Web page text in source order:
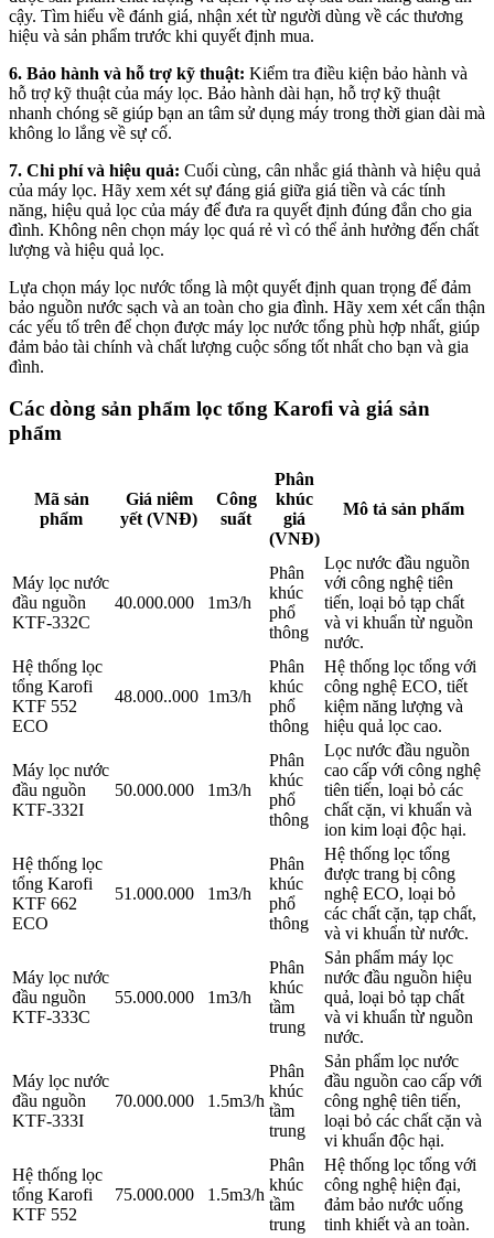
cậy. Tìm hiểu về đánh giá, nhận xét từ người dùng về các thương
hiệu và sản phẩm trước khi quyết định mua.
6. Bảo hành và hỗ trợ kỹ thuật: Kiểm tra điều kiện bảo hành và
hỗ trợ kỹ thuật của máy lọc. Bảo hành dài hạn, hỗ trợ kỹ thuật
nhanh chóng sẽ giúp bạn an tâm sử dụng máy trong thời gian dài mà
không lo lắng về sự cố.
7. Chi phí và hiệu quả: Cuối cùng, cân nhắc giá thành và hiệu quả
của máy lọc. Hãy xem xét sự đáng giá giữa giá tiền và các tính
năng, hiệu quả lọc của máy để đưa ra quyết định đúng đắn cho gia
đình. Không nên chọn máy lọc quá rẻ vì có thể ảnh hưởng đến chất
lượng và hiệu quả lọc.
Lựa chọn máy lọc nước tổng là một quyết định quan trọng để đảm
bảo nguồn nước sạch và an toàn cho gia đình. Hãy xem xét cẩn thận
các yếu tố trên để chọn được máy lọc nước tổng phù hợp nhất, giúp
đảm bảo tài chính và chất lượng cuộc sống tốt nhất cho bạn và gia
đình.
Các dòng sản phẩm lọc tổng Karofi và giá sản
phẩm
Mã sản
phẩm
Giá niêm
yết (VNĐ)
Công
suất
Phân
khúc
giá
(VNĐ)
Mô tả sản phẩm
Máy lọc nước
đầu nguồn
KTF-332C
40.000.000 1m3/h
Phân
khúc
phổ
thông
Lọc nước đầu nguồn
với công nghệ tiên
tiến, loại bỏ tạp chất
và vi khuẩn từ nguồn
nước.
Hệ thống lọc
tổng Karofi
KTF 552
ECO
48.000..000 1m3/h
Phân
khúc
phổ
thông
Hệ thống lọc tổng với
công nghệ ECO, tiết
kiệm năng lượng và
hiệu quả lọc cao.
Máy lọc nước
đầu nguồn
KTF-332I
50.000.000 1m3/h
Phân
khúc
phổ
thông
Lọc nước đầu nguồn
cao cấp với công nghệ
tiên tiến, loại bỏ các
chất cặn, vi khuẩn và
ion kim loại độc hại.
Hệ thống lọc
tổng Karofi
KTF 662
ECO
51.000.000 1m3/h
Phân
khúc
phổ
thông
Hệ thống lọc tổng
được trang bị công
nghệ ECO, loại bỏ
các chất cặn, tạp chất,
và vi khuẩn từ nước.
Máy lọc nước
đầu nguồn
KTF-333C
55.000.000 1m3/h
Phân
khúc
tầm
trung
Sản phẩm máy lọc
nước đầu nguồn hiệu
quả, loại bỏ tạp chất
và vi khuẩn từ nguồn
nước.
Máy lọc nước
đầu nguồn
KTF-333I
70.000.000 1.5m3/h
Phân
khúc
tầm
trung
Sản phẩm lọc nước
đầu nguồn cao cấp với
công nghệ tiên tiến,
loại bỏ các chất cặn và
vi khuẩn độc hại.
Hệ thống lọc
tổng Karofi
KTF 552
75.000.000 1.5m3/h
Phân
khúc
tầm
trung
Hệ thống lọc tổng với
công nghệ hiện đại,
đảm bảo nước uống
tinh khiết và an toàn.